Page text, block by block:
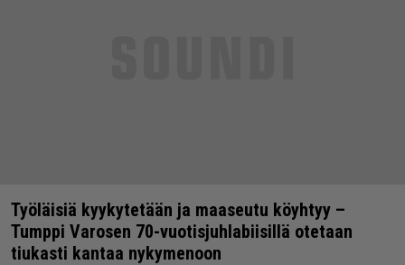
Työläisiä kyykytetään ja maaseutu köyhtyy –
Tumppi Varosen 70-vuotisjuhlabiisillä otetaan
tiukasti kantaa nykymenoon